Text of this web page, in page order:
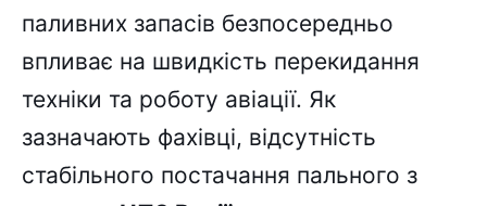
паливних запасів безпосередньо
впливає на швидкість перекидання
техніки та роботу авіації. Як
зазначають фахівці, відсутність
стабільного постачання пального з